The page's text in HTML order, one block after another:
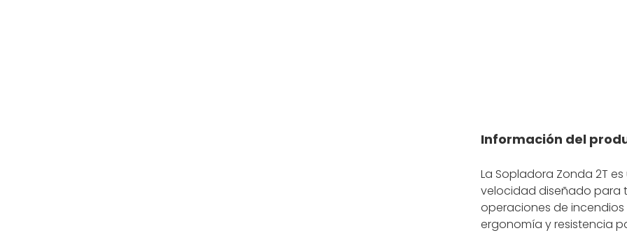
Información del
La Sopladora Zonda 2T
velocidad diseñado para
operaciones de
ergonomía y resistencia